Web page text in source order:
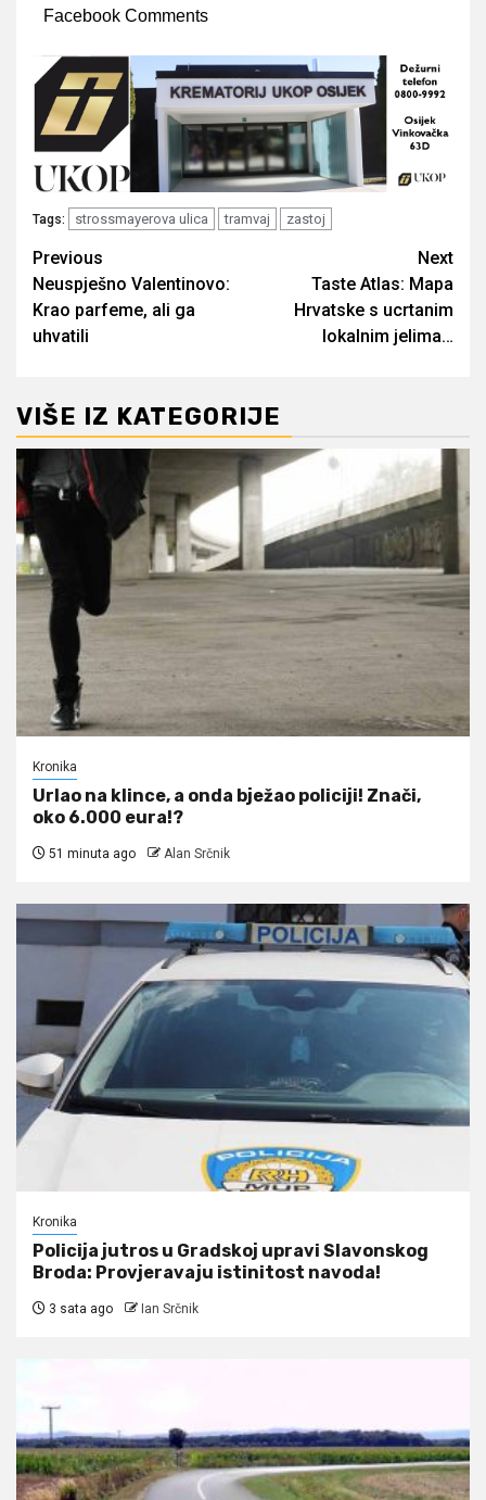
Facebook Comments
Tags: strossmayerova ulica tramvaj zastoj
Post
navigation
Previous
Neuspješno Valentinovo:
Krao parfeme, ali ga
uhvatili
Next
Taste Atlas: Mapa
Hrvatske s ucrtanim
lokalnim jelima…
VIŠE IZ KATEGORIJE
Kronika
Urlao na klince, a onda bježao policiji! Znači,
oko 6.000 eura!?
51 minuta ago Alan Srčnik
Kronika
Policija jutros u Gradskoj upravi Slavonskog
Broda: Provjeravaju istinitost navoda!
3 sata ago Ian Srčnik